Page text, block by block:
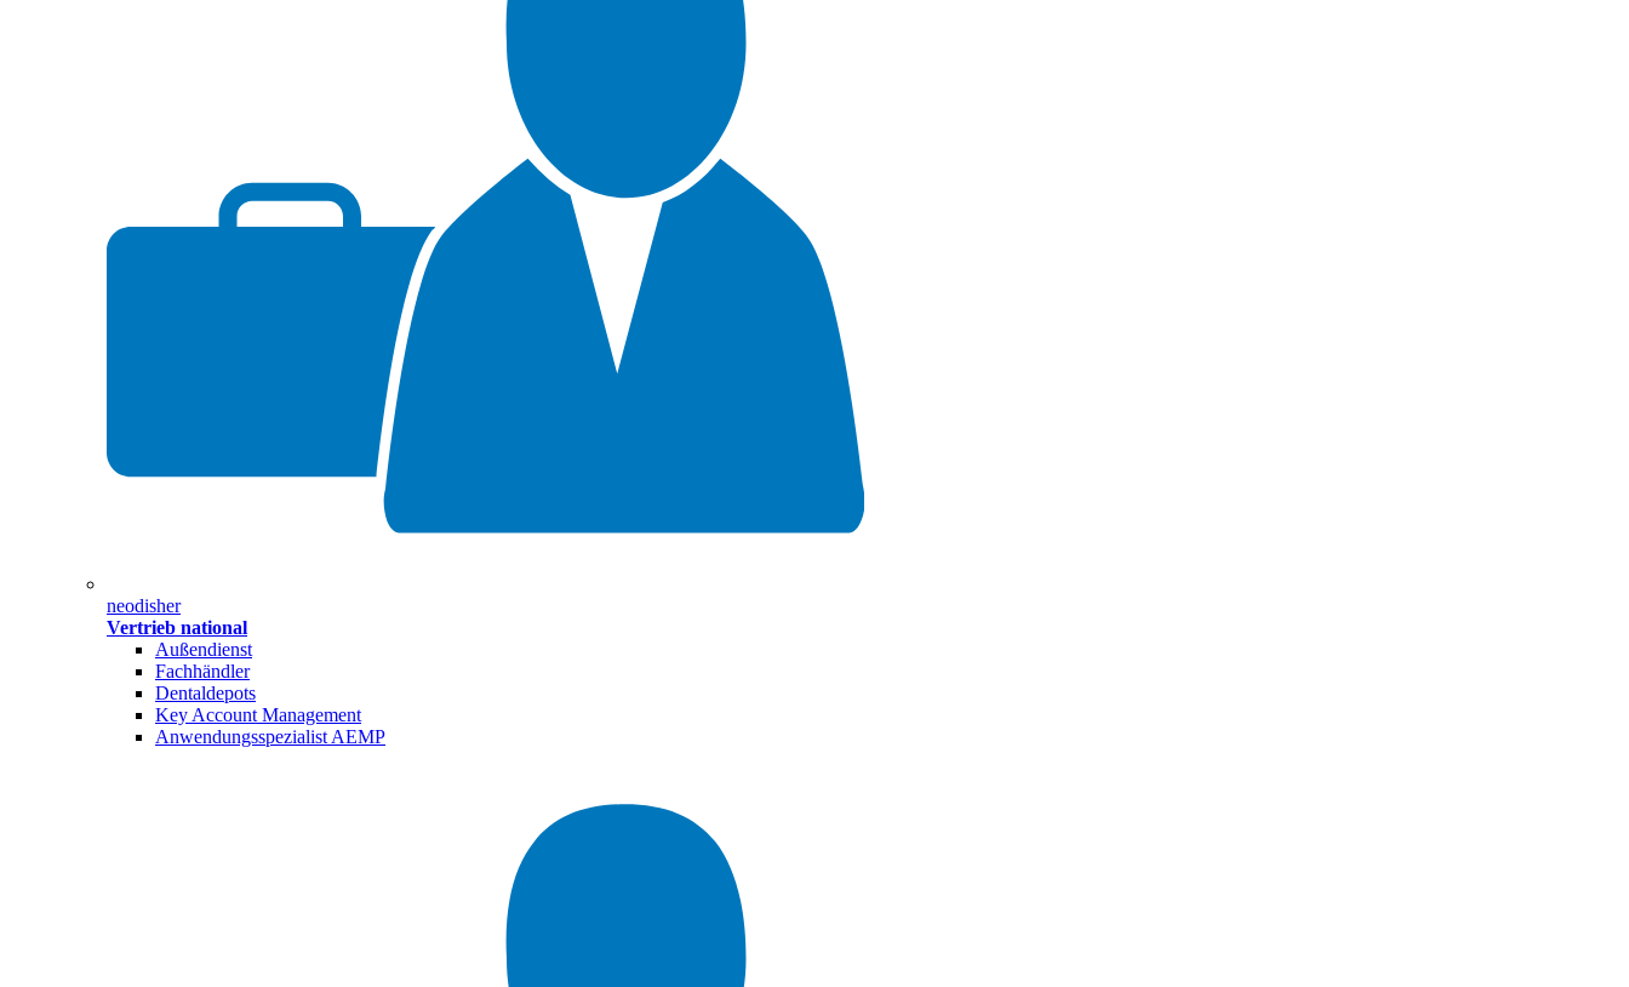
neodisher
Vertrieb national
Außendienst
Fachhändler
Dentaldepots
Key Account Management
Anwendungsspezialist AEMP